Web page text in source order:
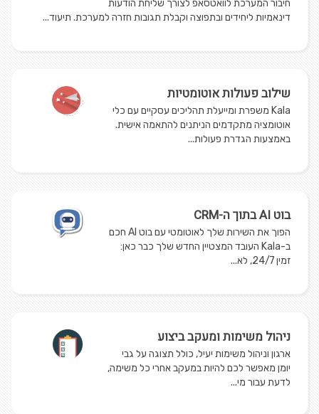
חיבור המערכת לוואטסאפ לצורך שליחת הודעות
דינאמיות ליחידים ובתפוצה וקבלת תגובות חזרה למערכת. תיעוד...
שילוב פעולות אוטומטיות
Kala משפרת ומייעלת תהליכים עסקיים עם כלי
אוטומציה מתקדמים הניתנים להתאמה אישית.
באמצעות הגדרת פעולות...
בוט AI בתוך ה-CRM
הפוך את השירות שלך לאוטומטי עם בוט AI חכם
ב-Kala העובד המצטיין החדש שלך כבר כאן:
זמין 24/7, לא...
ניהול משימות ומעקב ביצוע
ארגון וניהול משימות יעיל, כולל תצוגה על גבי
יומן מאפשר לכם להיות במעקב אחרי כל משימה,
לדעת עבור מי...